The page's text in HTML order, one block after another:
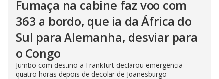
Fumaça na cabine faz voo com
363 a bordo, que ia da África do
Sul para Alemanha, desviar para
o Congo
Jumbo com destino a Frankfurt declarou emergência
quatro horas depois de decolar de Joanesburgo